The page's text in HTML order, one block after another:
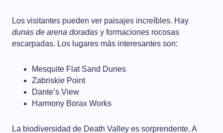
Los visitantes pueden ver paisajes increíbles. Hay
dunas de arena doradas y formaciones rocosas
escarpadas. Los lugares más interesantes son:
Mesquite Flat Sand Dunes
Zabriskie Point
Dante’s View
Harmony Borax Works
La biodiversidad de Death Valley es sorprendente. A